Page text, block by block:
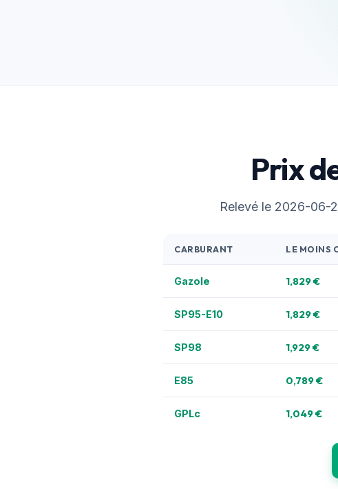
Prix
Relevé le 2026-06-
CARBURANT LE MOINS
Gazole 1,829 €
SP95-E10 1,829 €
SP98 1,929 €
E85 0,789 €
GPLc 1,049 €